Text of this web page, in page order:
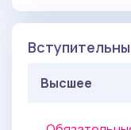
Высшее